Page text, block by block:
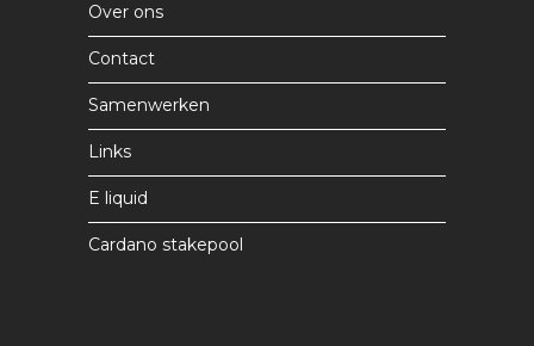
Over ons
Contact
Samenwerken
Links
E liquid
Cardano stakepool